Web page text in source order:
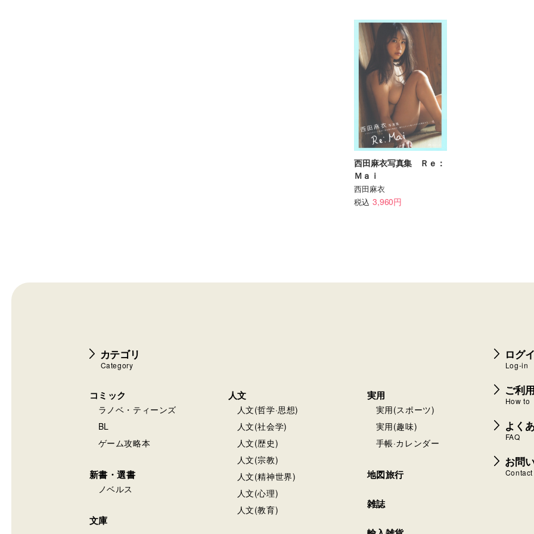
西田麻衣写真集 Ｒｅ：
Ｍａｉ
西田麻衣
税込 3,960円
カテゴリ
Category
コミック
ラノベ・ティーンズ
BL
ゲーム攻略本
新書・選書
ノベルス
文庫
人文
人文(哲学·思想)
人文(社会学)
人文(歴史)
人文(宗教)
人文(精神世界)
人文(心理)
人文(教育)
実用
実用(スポーツ)
実用(趣味)
手帳·カレンダー
地図旅行
雑誌
ログ
Log-in
ご利
How to
よく
FAQ
お問
Contact